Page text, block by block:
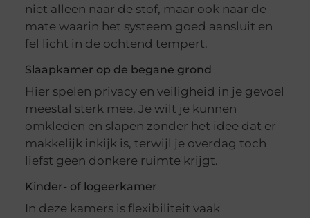
niet alleen naar de stof, maar ook naar de
mate waarin het systeem goed aansluit en
fel licht in de ochtend tempert.
Slaapkamer op de begane grond
Hier spelen privacy en veiligheid in je gevoel
meestal sterk mee. Je wilt je kunnen
omkleden en slapen zonder het idee dat er
makkelijk inkijk is, terwijl je overdag toch
liefst geen donkere ruimte krijgt.
Kinder- of logeerkamer
In deze kamers is flexibiliteit vaak